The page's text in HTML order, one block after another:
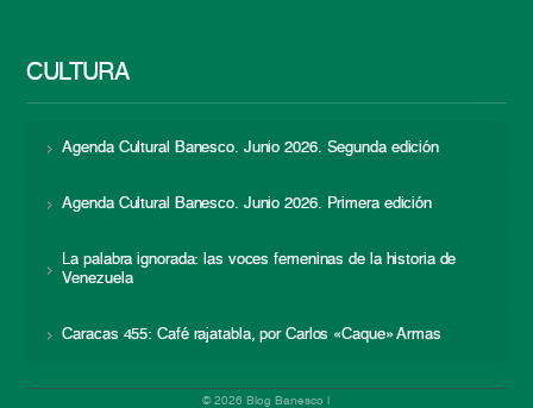
CULTURA
Agenda Cultural Banesco. Junio 2026. Segunda edición
Agenda Cultural Banesco. Junio 2026. Primera edición
La palabra ignorada: las voces femeninas de la historia de
Venezuela
Caracas 455: Café rajatabla, por Carlos «Caque» Armas
© 2026 Blog Banesco |